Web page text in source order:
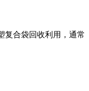
复合袋回收利用，通常